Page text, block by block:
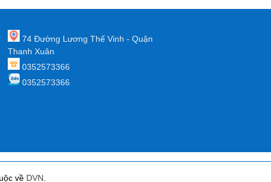
74 Đường Lương Thế Vinh - Quận
Thanh Xuân
0352573366
0352573366
về DVN